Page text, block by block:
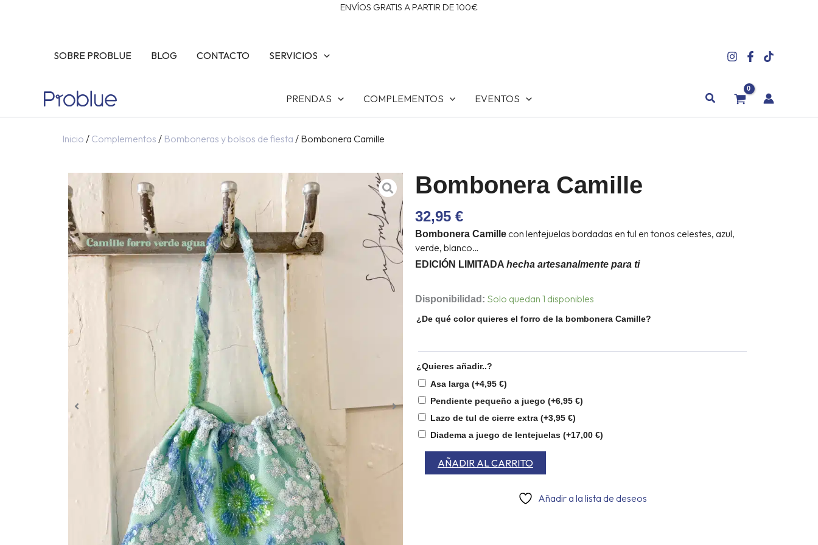
ENVÍOS GRATIS A PARTIR DE 100€
SOBRE PROBLUE BLOG CONTACTO SERVICIOS
PRENDAS COMPLEMENTOS EVENTOS Buscar
Inicio / Complementos / Bomboneras y bolsos de fiesta / Bombonera Camille
Bombonera Camille
32,95 €
Bombonera Camillecon lentejuelas bordadas en tul en tonos celestes, azul,
verde, blanco…
EDICIÓN LIMITADA hecha artesanalmente para ti
Disponibilidad: Solo quedan 1 disponibles
¿De qué color quieres el forro de la bombonera Camille?
¿Quieres añadir..?
Asa larga (+4,95 €)
Pendiente pequeño a juego (+6,95 €)
Lazo de tul de cierre extra (+3,95 €)
Diadema a juego de lentejuelas (+17,00 €)
Bombonera
cantidad
AÑADIR AL CARRITO
Añadir a la lista de deseos